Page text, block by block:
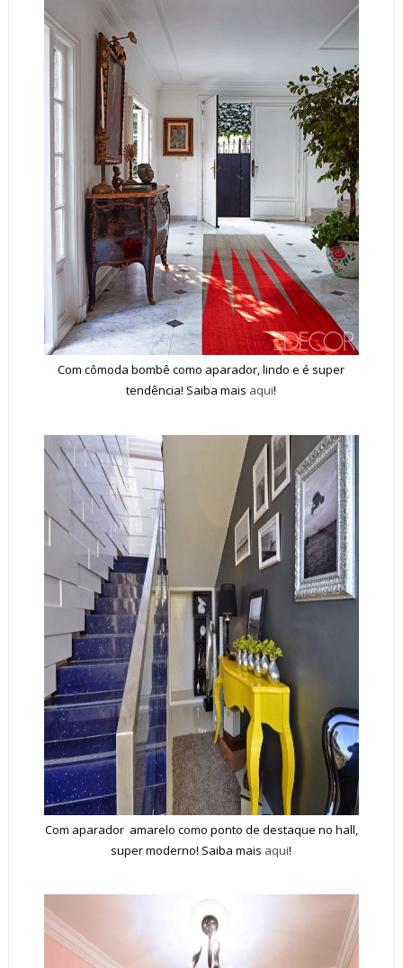
Com cômoda bombê como aparador, lindo e é super
tendência! Saiba mais aqui!
Com aparador amarelo como ponto de destaque no hall,
super moderno! Saiba mais aqui!